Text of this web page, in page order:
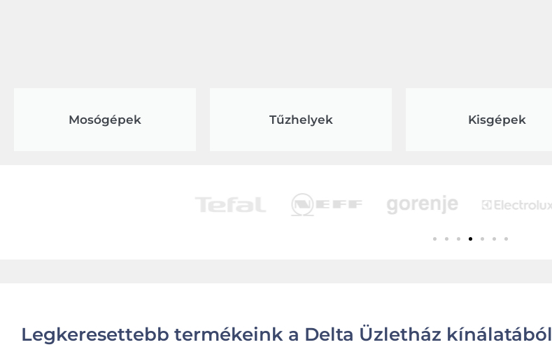
Mosógépek Tűzhelyek Kisgépek
Legkeresettebb termékeink a Delta Üzletház kínálatából